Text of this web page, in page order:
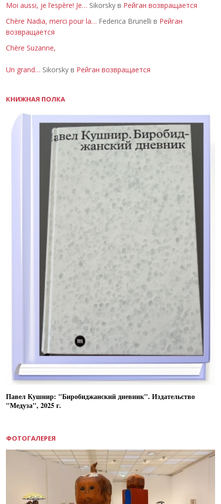
Moi aussi, je l’espère! Je… Sikorsky в Рейган возвращается
Chère Nadia, merci pour la… Federica Brunelli в Рейган
возвращается
Chère Suzanne,
Un grand… Sikorsky в Рейган возвращается
КНИЖНАЯ ПОЛКА
Павел Кушнир: "Биробиджанский дневник". Издательство
"Медуза", 2025 г.
ФОТОГАЛЕРЕЯ